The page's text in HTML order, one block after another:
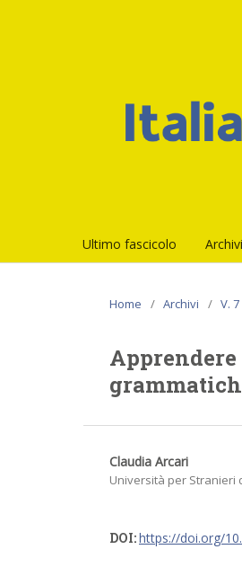
Ultimo fascicolo Archivi
Home / Archivi / V.
Claudia Arcari
Università per Stranieri
DOI:https://doi.org/